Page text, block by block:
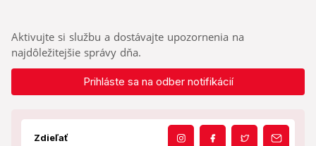
Aktivujte si službu a dostávajte upozornenia na
najdôležitejšie správy dňa.
Prihláste sa na odber notifikácií
Zdieľať